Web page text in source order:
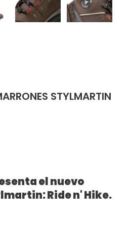
STYLMARTIN
el nuevo
Ride n' Hike.